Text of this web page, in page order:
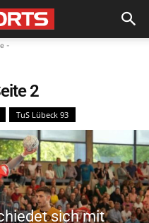
-
2
TuS Lübeck 93
sich mit